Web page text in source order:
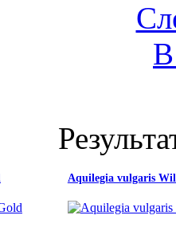
Aquilegia vulgaris